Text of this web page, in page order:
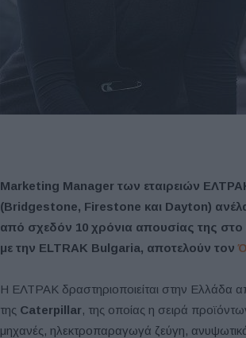
Marketing Manager των εταιρειών
(Bridgestone, Firestone και Dayton)
από σχεδόν 10 χρόνια απουσίας της στο
με την ELTRAK Bulgaria, αποτελούν τον
Η ΕΛΤΡΑΚ δραστηριοποιείται στην Ελλάδα
της Caterpillar, της οποίας η σειρά
μηχανές, ηλεκτροπαραγωγά ζεύγη,